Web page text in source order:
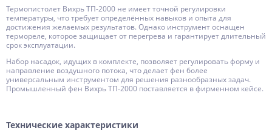
Термопистолет Вихрь ТП-2000 не имеет точной регулировки
температуры, что требует определённых навыков и опыта для
достижения желаемых результатов. Однако инструмент оснащен
термореле, которое защищает от перегрева и гарантирует длительный
срок эксплуатации.
Набор насадок, идущих в комплекте, позволяет регулировать форму и
направление воздушного потока, что делает фен более
универсальным инструментом для решения разнообразных задач.
Промышленный фен Вихрь ТП-2000 поставляется в фирменном кейсе.
Технические характеристики